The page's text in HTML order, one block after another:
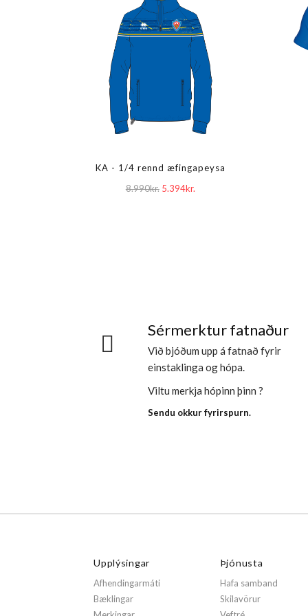
KA - 1/4 rennd æfingapeysa
8.990kr. 5.394kr.
Sérmerktur fatnaður
Við bjóðum upp á fatnað fyrir
einstaklinga og hópa.
Viltu merkja hópinn þinn ?
Sendu okkur fyrirspurn.
Upplýsingar
Afhendingarmáti
Bæklingar
Þjónusta
Hafa samband
Skilavörur